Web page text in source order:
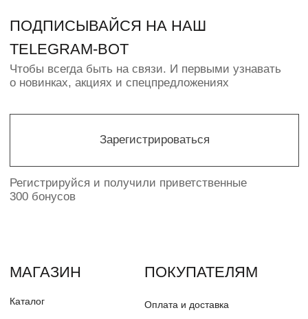
ИП ПАВЛЮК Н.О.
© PUDRA 2016—2025